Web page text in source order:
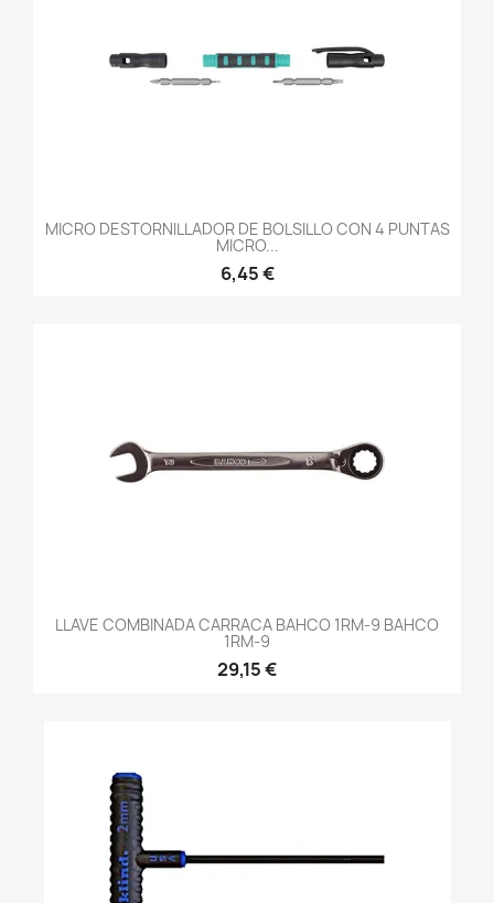
MICRO DESTORNILLADOR DE BOLSILLO CON 4 PUNTAS
MICRO...
6,45 €
LLAVE COMBINADA CARRACA BAHCO 1RM-9 BAHCO
1RM-9
29,15 €